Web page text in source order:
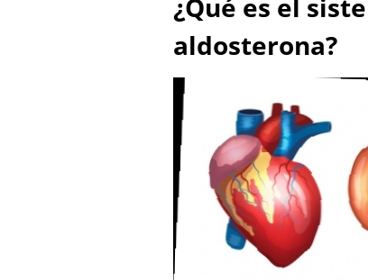
¿Qué es el
aldosterona?